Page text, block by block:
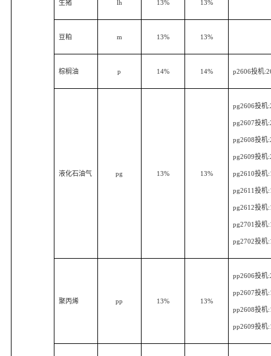
生猪 lh 13% 13%
豆粕 m 13% 13%
棕榈油 p 14% 14% p2606投机
液化石油气 pg 13% 13%
pg2606投机
pg2607投机
pg2608投机
pg2609投机
pg2610投机
pg2611投机
pg2612投机
pg2701投机
pg2702投机
聚丙烯 pp 13% 13%
pp2606投机
pp2607投机
pp2608投机
pp2609投机